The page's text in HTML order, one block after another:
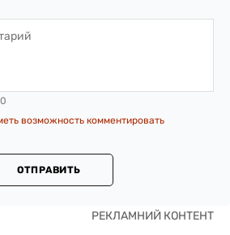
возможность комментировать
ОТПРАВИТЬ